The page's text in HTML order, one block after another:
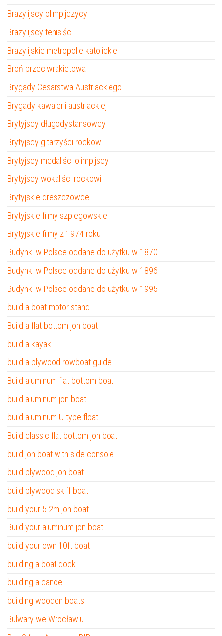
Brazylijscy olimpijczycy
Brazylijscy tenisiści
Brazylijskie metropolie katolickie
Broń przeciwrakietowa
Brygady Cesarstwa Austriackiego
Brygady kawalerii austriackiej
Brytyjscy długodystansowcy
Brytyjscy gitarzyści rockowi
Brytyjscy medaliści olimpijscy
Brytyjscy wokaliści rockowi
Brytyjskie dreszczowce
Brytyjskie filmy szpiegowskie
Brytyjskie filmy z 1974 roku
Budynki w Polsce oddane do użytku w 1870
Budynki w Polsce oddane do użytku w 1896
Budynki w Polsce oddane do użytku w 1995
build a boat motor stand
Build a flat bottom jon boat
build a kayak
build a plywood rowboat guide
Build aluminum flat bottom boat
build aluminum jon boat
build aluminum U type float
Build classic flat bottom jon boat
build jon boat with side console
build plywood jon boat
build plywood skiff boat
build your 5.2m jon boat
Build your aluminum jon boat
build your own 10ft boat
building a boat dock
building a canoe
building wooden boats
Bulwary we Wrocławiu